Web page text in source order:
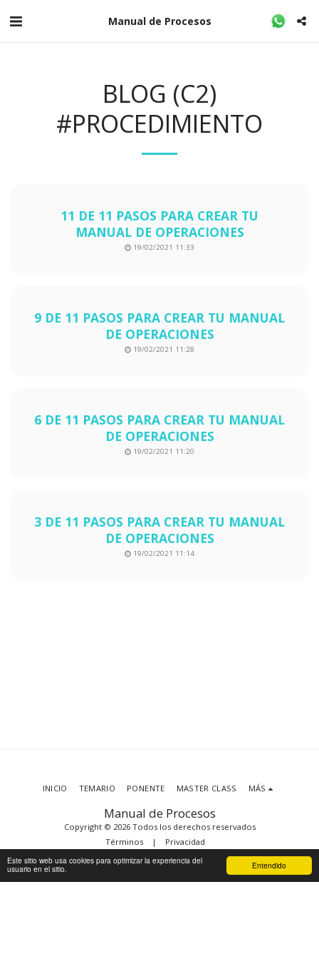
Entendido
Este sitio web usa cookies para optimizar la experiencia del
usuario en el sitio.
Manual de Procesos
BLOG (C2)
#PROCEDIMIENTO
11 DE 11 PASOS PARA CREAR TU
MANUAL DE OPERACIONES
19/02/2021 11:33
9 DE 11 PASOS PARA CREAR TU MANUAL
DE OPERACIONES
19/02/2021 11:28
6 DE 11 PASOS PARA CREAR TU MANUAL
DE OPERACIONES
19/02/2021 11:20
3 DE 11 PASOS PARA CREAR TU MANUAL
DE OPERACIONES
19/02/2021 11:14
Manual de Procesos
Copyright © 2026 Todos los derechos reservados
Términos | Privacidad
INICIO TEMARIO PONENTE MASTER CLASS MÁS
SUSCRIBIRSE